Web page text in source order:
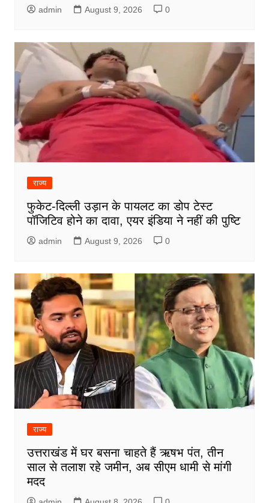
admin August 9, 2026 0
राज्य
फुकेट-दिल्ली उड़ान के पायलट का डोप टेस्ट
पॉजिटिव होने का दावा, एयर इंडिया ने नहीं की पुष्टि
admin August 9, 2026 0
राज्य
उत्तराखंड में घर बसना चाहते हैं ऋषभ पंत, तीन
साल से तलाश रहे जमीन, अब सीएम धामी से मांगी
मदद